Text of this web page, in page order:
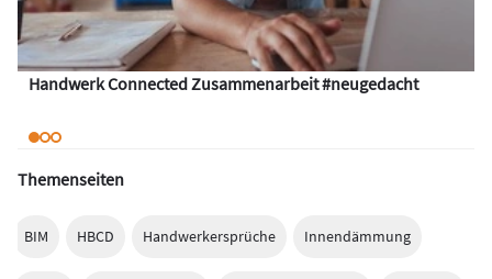
Handwerk Connected Zusammenarbeit #neugedacht
Themenseiten
BIM HBCD Handwerkersprüche Innendämmung